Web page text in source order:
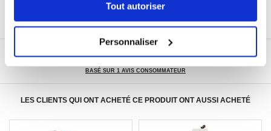
Tout autoriser
Personnaliser
PLUS DE 8 000 000 DE CLIENTS
BASÉ SUR 1 AVIS CONSOMMATEUR
LES CLIENTS QUI ONT ACHETÉ CE PRODUIT ONT AUSSI ACHETÉ